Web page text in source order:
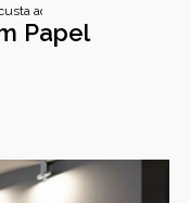
aguaadesivo em papel
Papel